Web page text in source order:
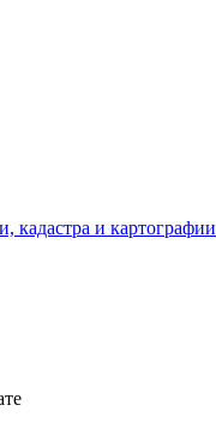
кадастра и картографии